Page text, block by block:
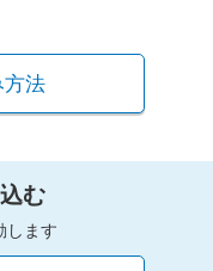
方法
む
します